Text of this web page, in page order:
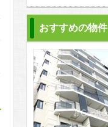
おすすめの物件